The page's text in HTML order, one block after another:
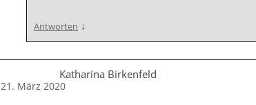
Antworten ↓
Katharina Birkenfeld
21. März 2020